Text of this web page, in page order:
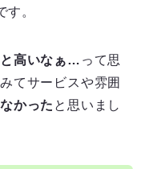
す。
高いなぁ… って思
てサービスや雰囲
かった と思いまし